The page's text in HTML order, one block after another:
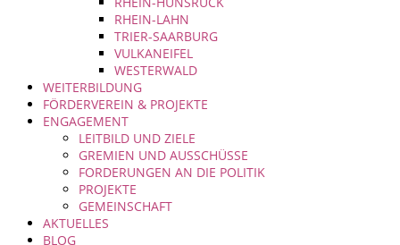
RHEIN-LAHN
TRIER-SAARBURG
VULKANEIFEL
WESTERWALD
WEITERBILDUNG
FÖRDERVEREIN & PROJEKTE
ENGAGEMENT
LEITBILD UND ZIELE
GREMIEN UND AUSSCHÜSSE
FORDERUNGEN AN DIE POLITIK
PROJEKTE
GEMEINSCHAFT
AKTUELLES
BLOG